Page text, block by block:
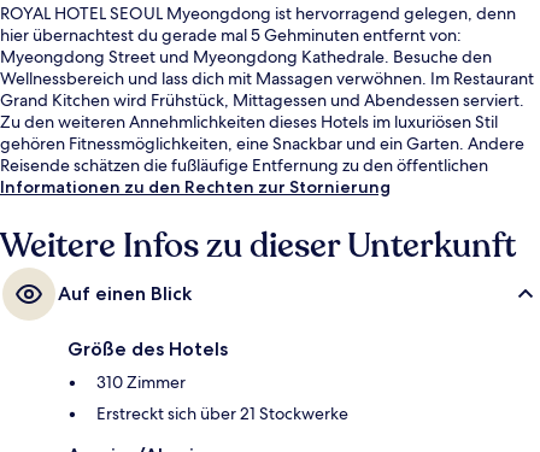
ROYAL HOTEL SEOUL Myeongdong ist hervorragend gelegen, denn
hier übernachtest du gerade mal 5 Gehminuten entfernt von:
Myeongdong Street und Myeongdong Kathedrale. Besuche den
Wellnessbereich und lass dich mit Massagen verwöhnen. Im Restaurant
Grand Kitchen wird Frühstück, Mittagessen und Abendessen serviert.
Zu den weiteren Annehmlichkeiten dieses Hotels im luxuriösen Stil
gehören Fitnessmöglichkeiten, eine Snackbar und ein Garten. Andere
Reisende schätzen die fußläufige Entfernung zu den öffentlichen
Verkehrsmitteln: Zur Station Myeong-dong sind es 6 und zur Station
Informationen zu den Rechten zur Stornierung
Weitere Infos zu dieser Unterkunft
Auf einen Blick
Größe des Hotels
310 Zimmer
Erstreckt sich über 21 Stockwerke